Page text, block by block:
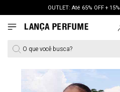
OUTLET: Até 65% OFF +
LANÇAMENTO
O que você busca?